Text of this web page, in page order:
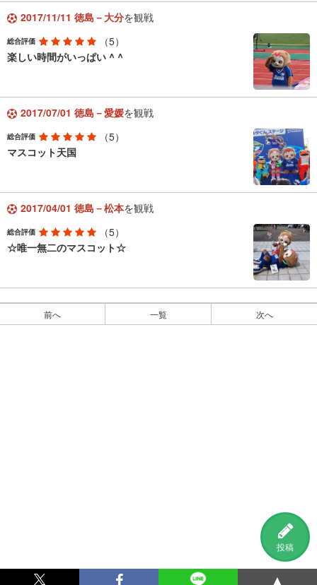
投稿
2017/11/11 徳島－大分を観戦
総合評価
（5）
楽しい時間がいっぱい ^ ^
2017/07/01 徳島－愛媛を観戦
総合評価
（5）
マスコット天国
2017/04/01 徳島－松本を観戦
総合評価
（5）
☆唯一無二のマスコット☆
前へ 一覧 次へ
▲